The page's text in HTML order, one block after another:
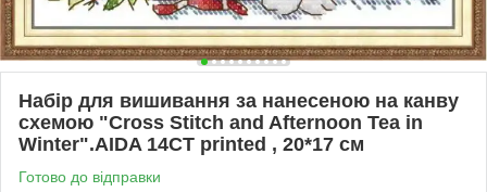
Набір для вишивання за нанесеною на канву
схемою "Cross Stitch and Afternoon Tea in
Winter".AIDA 14CT printed , 20*17 см
Готово до відправки